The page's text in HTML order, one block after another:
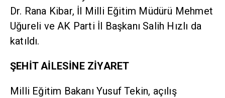
Dr. Rana Kibar, İl Milli Eğitim Müdürü Mehmet
Uğureli ve AK Parti İl Başkanı Salih Hızlı da
katıldı.
ŞEHİT AİLESİNE ZİYARET
Milli Eğitim Bakanı Yusuf Tekin, açılış